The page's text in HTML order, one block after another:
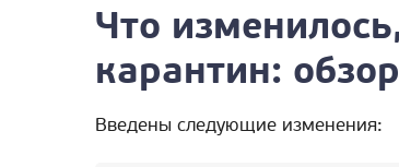
Что
карантин:
Введены следующие изменения: